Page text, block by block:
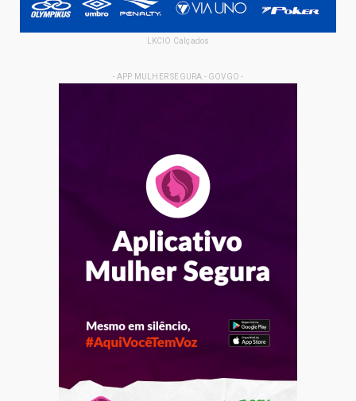
LKCIO Calçados
- APP MULHER SEGURA - GOVGO -